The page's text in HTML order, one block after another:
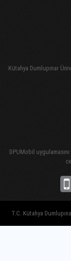
Kütahya Dumlupınar
DPUMobil
T.C. Kütahya